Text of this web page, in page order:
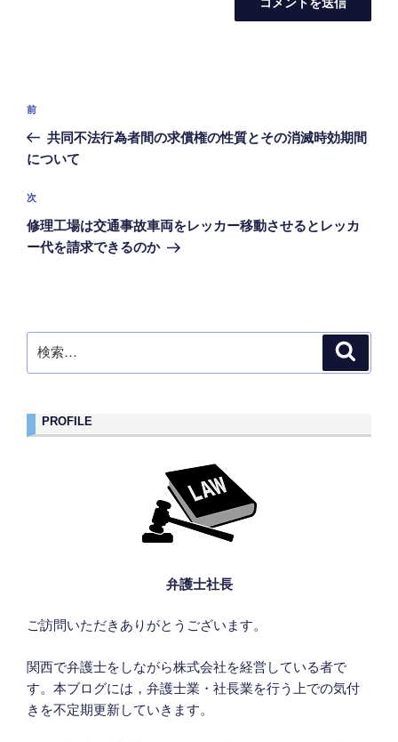
投
ナ
ゲ
ー
シ
前
の
投
前
共同不法行為者間の求償権の性質とその消滅時効期間
について
次
の
投
次
修理工場は交通事故車両をレッカー移動させるとレッカ
ー代を請求できるのか
索:
PROFILE
弁護士社長
ご訪問いただきありがとうございます。
関西で弁護士をしながら株式会社を経営している者で
す。本ブログには，弁護士業・社長業を行う上での気付
きを不定期更新していきます。